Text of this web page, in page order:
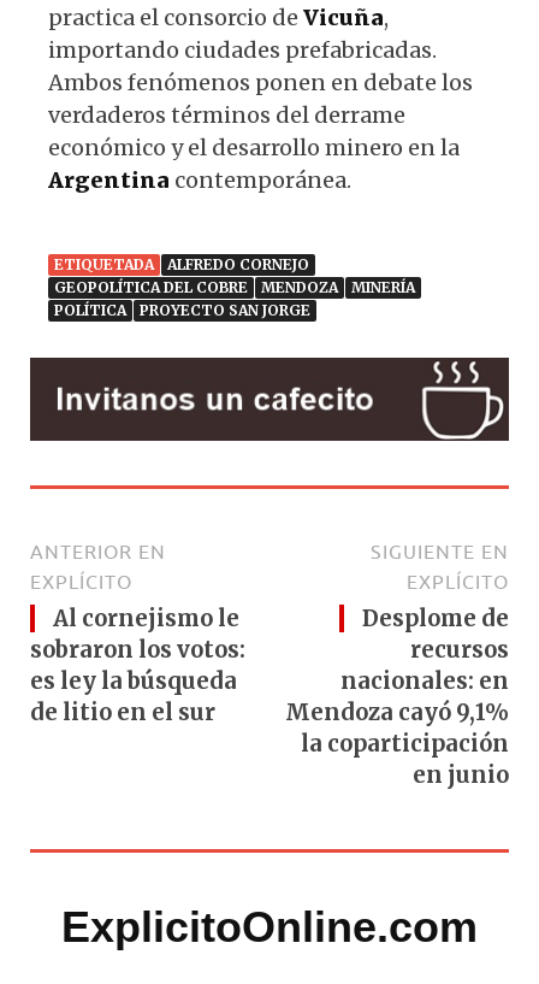
practica el consorcio de Vicuña,
importando ciudades prefabricadas.
Ambos fenómenos ponen en debate los
verdaderos términos del derrame
económico y el desarrollo minero en la
Argentina contemporánea.
ETIQUETADA
ALFREDO CORNEJO
GEOPOLÍTICA DEL COBRE
MENDOZA
MINERÍA
POLÍTICA
PROYECTO SAN JORGE
ANTERIOR EN
EXPLÍCITO
Al cornejismo le
sobraron los votos:
es ley la búsqueda
de litio en el sur
SIGUIENTE EN
EXPLÍCITO
Desplome de
recursos
nacionales: en
Mendoza cayó 9,1%
la coparticipación
en junio
ExplicitoOnline.com